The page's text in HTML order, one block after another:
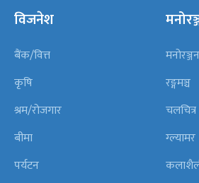
विजनेश
बैंक/वित्त
कृषि
श्रम/रोजगार
बीमा
पर्यटन
रङ्गमञ्च
चलचित्र
ग्ल्यामर